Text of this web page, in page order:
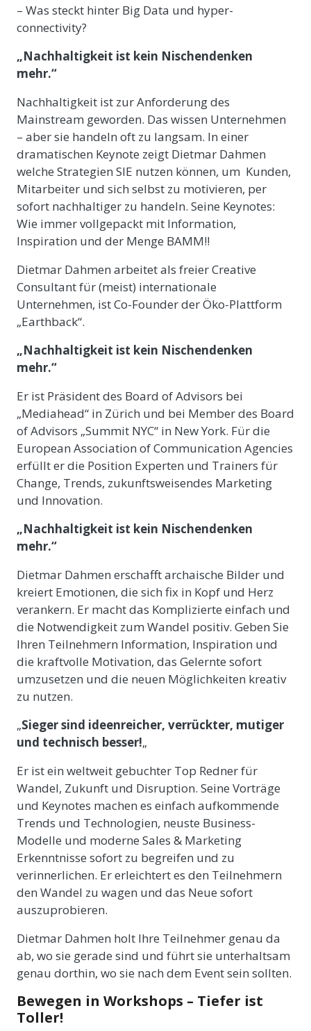
– Was steckt hinter Big Data und hyper-
connectivity?
„Nachhaltigkeit ist kein Nischendenken
mehr.“
Nachhaltigkeit ist zur Anforderung des
Mainstream geworden. Das wissen Unternehmen
– aber sie handeln oft zu langsam. In einer
dramatischen Keynote zeigt Dietmar Dahmen
welche Strategien SIE nutzen können, um Kunden,
Mitarbeiter und sich selbst zu motivieren, per
sofort nachhaltiger zu handeln. Seine Keynotes:
Wie immer vollgepackt mit Information,
Inspiration und der Menge BAMM!!
Dietmar Dahmen arbeitet als freier Creative
Consultant für (meist) internationale
Unternehmen, ist Co-Founder der Öko-Plattform
„Earthback“.
„Nachhaltigkeit ist kein Nischendenken
mehr.“
Er ist Präsident des Board of Advisors bei
„Mediahead“ in Zürich und bei Member des Board
of Advisors „Summit NYC“ in New York. Für die
European Association of Communication Agencies
erfüllt er die Position Experten und Trainers für
Change, Trends, zukunftsweisendes Marketing
und Innovation.
„Nachhaltigkeit ist kein Nischendenken
mehr.“
Dietmar Dahmen erschafft archaische Bilder und
kreiert Emotionen, die sich fix in Kopf und Herz
verankern. Er macht das Komplizierte einfach und
die Notwendigkeit zum Wandel positiv. Geben Sie
Ihren Teilnehmern Information, Inspiration und
die kraftvolle Motivation, das Gelernte sofort
umzusetzen und die neuen Möglichkeiten kreativ
zu nutzen.
„Sieger sind ideenreicher, verrückter, mutiger
und technisch besser!„
Er ist ein weltweit gebuchter Top Redner für
Wandel, Zukunft und Disruption. Seine Vorträge
und Keynotes machen es einfach aufkommende
Trends und Technologien, neuste Business-
Modelle und moderne Sales & Marketing
Erkenntnisse sofort zu begreifen und zu
verinnerlichen. Er erleichtert es den Teilnehmern
den Wandel zu wagen und das Neue sofort
auszuprobieren.
Dietmar Dahmen holt Ihre Teilnehmer genau da
ab, wo sie gerade sind und führt sie unterhaltsam
genau dorthin, wo sie nach dem Event sein sollten.
Bewegen in Workshops – Tiefer ist
Toller!